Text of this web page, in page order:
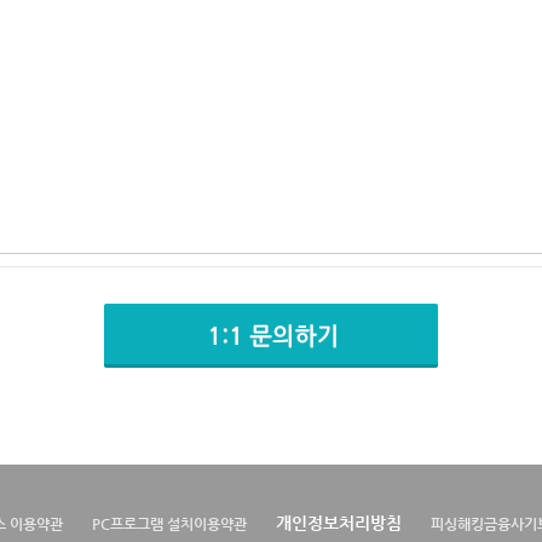
이용약관 PC프로그램 설치이용약관 개인정보처리방침 피싱해킹금융사기